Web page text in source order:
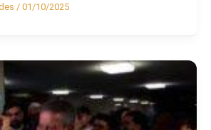
/ 01/10/2025